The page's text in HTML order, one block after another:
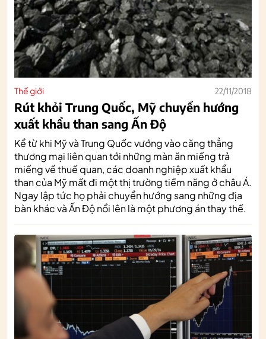
Thế giới 22/11/2018
Rút khỏi Trung Quốc, Mỹ chuyển hướng
xuất khẩu than sang Ấn Độ
Kể từ khi Mỹ và Trung Quốc vướng vào căng thẳng
thương mại liên quan tới những màn ăn miếng trả
miếng về thuế quan, các doanh nghiệp xuất khẩu
than của Mỹ mất đi một thị trường tiềm năng ở châu Á.
Ngay lập tức họ phải chuyển hướng sang những địa
bàn khác và Ấn Độ nổi lên là một phương án thay thế.